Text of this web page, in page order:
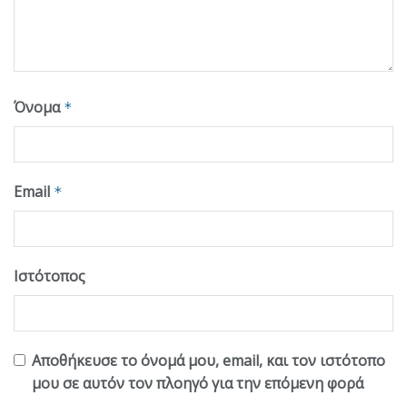
Όνομα *
Email *
Ιστότοπος
Αποθήκευσε το όνομά μου, email, και τον ιστότοπο
μου σε αυτόν τον πλοηγό για την επόμενη φορά